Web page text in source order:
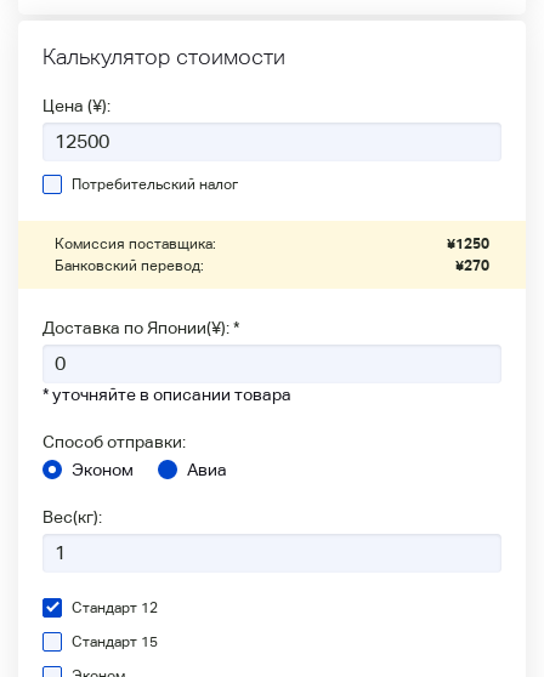
Калькулятор стоимости
Цена (¥):
Потребительский налог
Комиссия поставщика: ¥1250
Банковский перевод:
¥270
Доставка по Японии(¥): *
* уточняйте в описании товара
Способ отправки:
Эконом
Авиа
Вес(кг):
Стандарт 12
Стандарт 15